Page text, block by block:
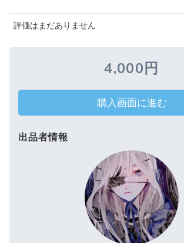
評価はまだありません
4,000円
購入画面に進む
出品者情報